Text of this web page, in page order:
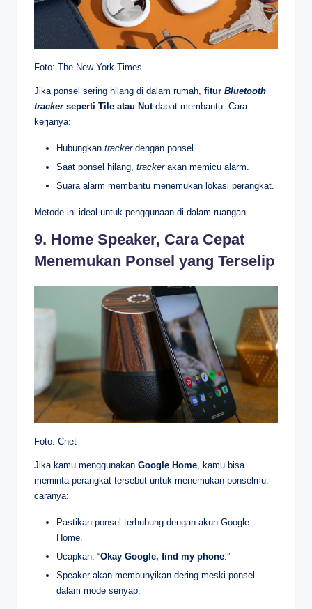
Foto: The New York Times
Jika ponsel sering hilang di dalam rumah, fitur Bluetooth
trackerseperti Tile atau Nutdapat membantu. Cara
kerjanya:
Hubungkan trackerdengan ponsel.
Saat ponsel hilang, trackerakan memicu alarm.
Suara alarm membantu menemukan lokasi perangkat.
Metode ini ideal untuk penggunaan di dalam ruangan.
9. Home Speaker, Cara Cepat
Menemukan Ponsel yang Terselip
Foto: Cnet
Jika kamu menggunakan Google Home , kamu bisa
meminta perangkat tersebut untuk menemukan ponselmu.
caranya:
Pastikan ponsel terhubung dengan akun Google
Home.
Ucapkan: “Okay Google, find my phone .”
Speaker akan membunyikan dering meski ponsel
dalam mode senyap.